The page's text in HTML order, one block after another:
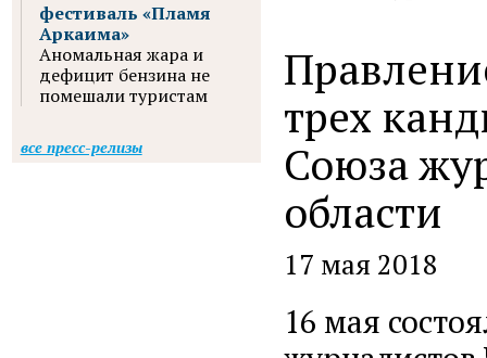
трех
Союза
области
17 мая 2018
16 мая
фестиваль «Пламя
Аркаима»
Аномальная жара и
дефицит бензина не
помешали туристам
все пресс-релизы